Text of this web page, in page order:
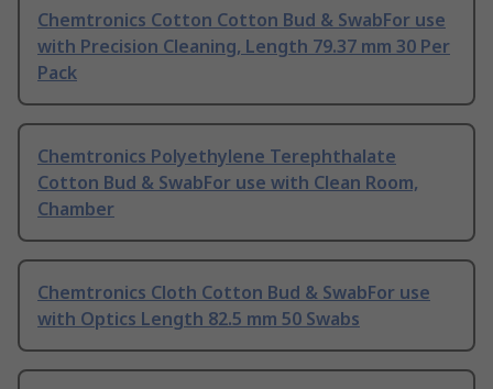
Chemtronics Cotton Cotton Bud & SwabFor use
with Precision Cleaning, Length 79.37 mm 30 Per
Pack
Chemtronics Polyethylene Terephthalate
Cotton Bud & SwabFor use with Clean Room,
Chamber
Chemtronics Cloth Cotton Bud & SwabFor use
with Optics Length 82.5 mm 50 Swabs